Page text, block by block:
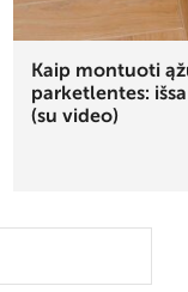
Kaip montuoti
parketlentes:
(su video)